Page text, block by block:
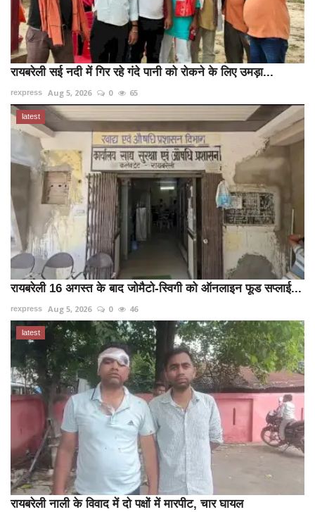
रायबरेली सई नदी में गिर रहे गंदे पानी को रोकने के लिए उमड़ा...
rexpress Aug 5, 2026 0 65
latest
रायबरेली 16 अगस्त के बाद जोमैटो-स्विगी को ऑनलाइन फूड सप्लाई...
rexpress Aug 5, 2026 0 46
latest
रायबरेली नाली के विवाद में दो पक्षों में मारपीट, चार घायल